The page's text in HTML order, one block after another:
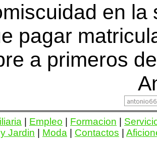
en
pagar
a primeros
Empleo Formacion
Jardin Moda Contactos